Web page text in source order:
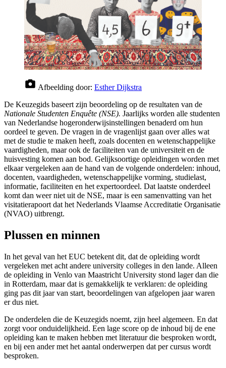
Afbeelding door: Esther Dijkstra
De Keuzegids baseert zijn beoordeling op de resultaten van de
Nationale Studenten Enquête (NSE). Jaarlijks worden alle studenten
van Nederlandse hogeronderwijsinstellingen benaderd om hun
oordeel te geven. De vragen in de vragenlijst gaan over alles wat
met de studie te maken heeft, zoals docenten en wetenschappelijke
vaardigheden, maar ook de faciliteiten van de universiteit en de
huisvesting komen aan bod. Gelijksoortige opleidingen worden met
elkaar vergeleken aan de hand van de volgende onderdelen: inhoud,
docenten, vaardigheden, wetenschappelijke vorming, studielast,
informatie, faciliteiten en het expertoordeel. Dat laatste onderdeel
komt dan weer niet uit de NSE, maar is een samenvatting van het
visitatierapoort dat het Nederlands Vlaamse Accreditatie Organisatie
(NVAO) uitbrengt.
Plussen en minnen
In het geval van het EUC betekent dit, dat de opleiding wordt
vergeleken met acht andere university colleges in den lande. Alleen
de opleiding in Venlo van Maastricht University stond lager dan die
in Rotterdam, maar dat is gemakkelijk te verklaren: de opleiding
ging pas dit jaar van start, beoordelingen van afgelopen jaar waren
er dus niet.
De onderdelen die de Keuzegids noemt, zijn heel algemeen. En dat
zorgt voor onduidelijkheid. Een lage score op de inhoud bij de ene
opleiding kan te maken hebben met literatuur die besproken wordt,
en bij een ander met het aantal onderwerpen dat per cursus wordt
besproken.